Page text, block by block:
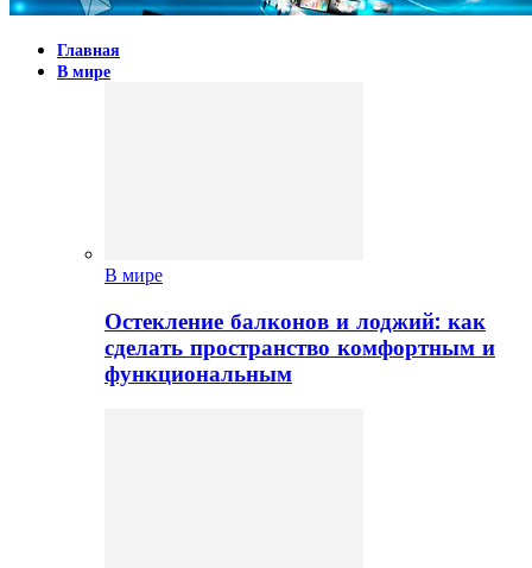
Главная
В мире
В мире
Остекление балконов и лоджий: как
сделать пространство комфортным и
функциональным